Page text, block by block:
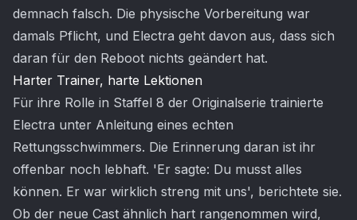
demnach falsch. Die physische Vorbereitung war
damals Pflicht, und Electra geht davon aus, dass sich
daran für den Reboot nichts geändert hat.
Harter Trainer, harte Lektionen
Für ihre Rolle in Staffel 8 der Originalserie trainierte
Electra unter Anleitung eines echten
Rettungsschwimmers. Die Erinnerung daran ist ihr
offenbar noch lebhaft. 'Er sagte: Du musst alles
können. Er war wirklich streng mit uns', berichtete sie.
Ob der neue Cast ähnlich hart rangenommen wird,